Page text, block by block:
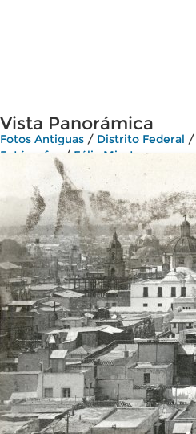
Vista Panorámica
Fotos Antiguas / Distrito Federal /
Fotógrafos
/ Félix Miret